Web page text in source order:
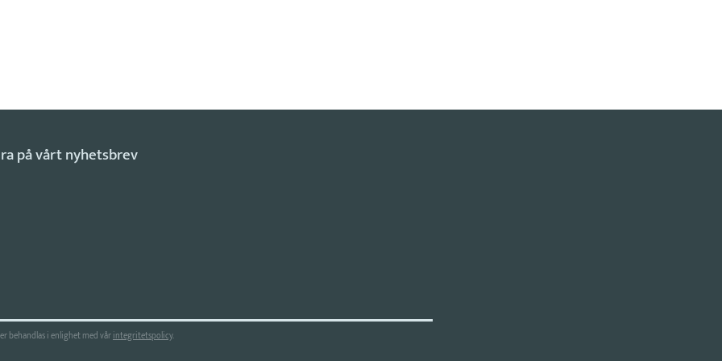
behandlas i enlighet med vårintegritetspolicy.